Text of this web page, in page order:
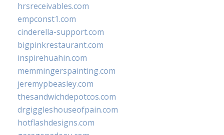
hrsreceivables.com
empconst1.com
cinderella-support.com
bigpinkrestaurant.com
inspirehuahin.com
memmingerspainting.com
jeremypbeasley.com
thesandwichdepotcos.com
drgiggleshouseofpain.com
hotflashdesigns.com